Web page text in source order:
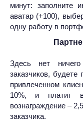
минут: заполните
аватар (+100),
одну работу в
Здесь нет
заказчиков, будете
привлеченном
10%, и платит
вознаграждение –
заказчика.